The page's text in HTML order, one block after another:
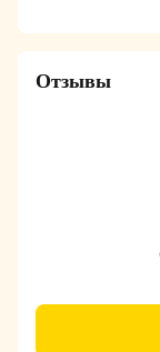
Отзывы